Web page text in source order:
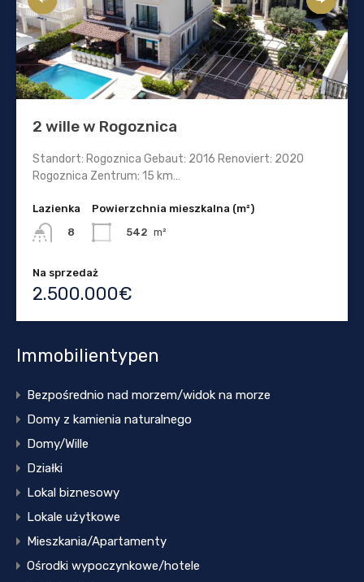
2 wille w Rogoznica
Standort: Rogoznica Gebaut: 2016 Renoviert: 2020
Rogoznica Zentrum: 15 km…
Lazienka
8
Powierzchnia mieszkalna (m²)
542 m²
Na sprzedaż
2.500.000€
Immobilientypen
Bezpośrednio nad morzem/widok na morze
Domy z kamienia naturalnego
Domy/Wille
Działki
Lokal biznesowy
Lokale użytkowe
Mieszkania/Apartamenty
Ośrodki wypoczynkowe/hotele